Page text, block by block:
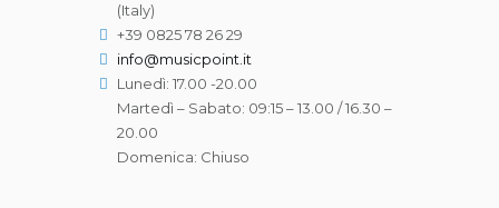
(Italy)
+39 0825 78 26 29
info@musicpoint.it
Lunedì: 17.00 -20.00
Martedì – Sabato: 09:15 – 13.00 / 16.30 –
20.00
Domenica: Chiuso